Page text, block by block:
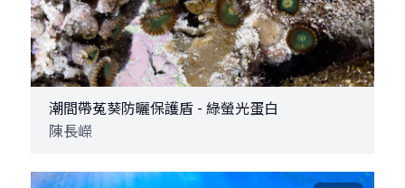
潮間帶菟葵防曬保護盾 - 綠螢光蛋白
陳長嶸